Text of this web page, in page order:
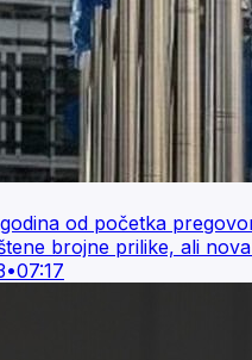
od početka
brojne prilike, ali
•07:17